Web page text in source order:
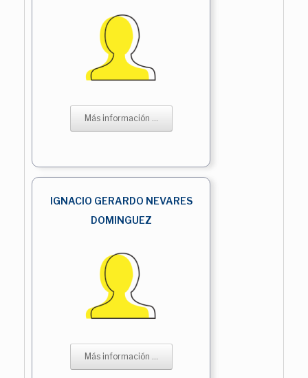
Más información ...
IGNACIO GERARDO NEVARES
DOMINGUEZ
Más información ...